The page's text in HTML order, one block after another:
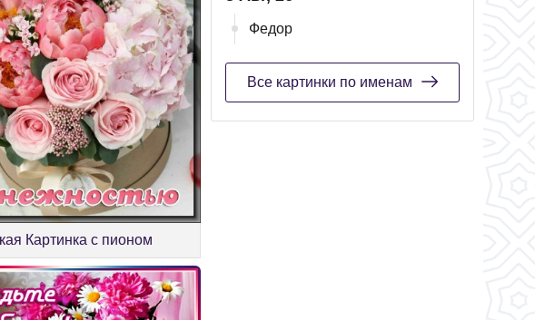
Картинка с пионом
Федор
Все картинки по именам